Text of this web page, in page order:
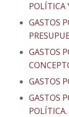
POLÍTICA
GASTOS
GASTOS
GASTOS
GASTOS
POLÍTICA.